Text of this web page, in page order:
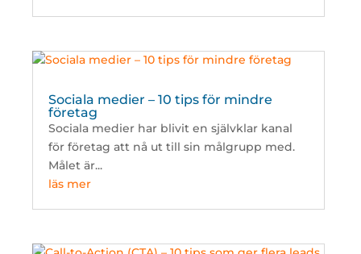
Sociala medier – 10 tips för mindre
företag
Sociala medier har blivit en självklar kanal
för företag att nå ut till sin målgrupp med.
Målet är...
läs mer